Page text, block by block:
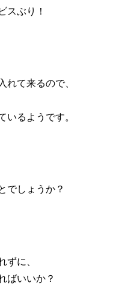
スぶり！
れて来るので、
いるようです。
でしょうか？
ずに、
ばいいか？